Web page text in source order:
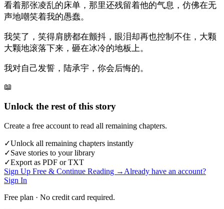
看着那张凌乱的床单，那里还残留着他的气息，仿佛在无
声地嘲笑着我的愚蠢。
我笑了，笑得肩膀都在颤抖，眼泪却再也控制不住，大颗
大颗地滚落下来，砸在冰冷的地板上。
我对自己发誓，陆承宇，你会后悔的。
📖
Unlock the rest of this story
Create a free account to read all remaining chapters.
✓Unlock all remaining chapters instantly
✓Save stories to your library
✓Export as PDF or TXT
Sign Up Free & Continue Reading → Already have an account?
Sign In
Free plan · No credit card required.